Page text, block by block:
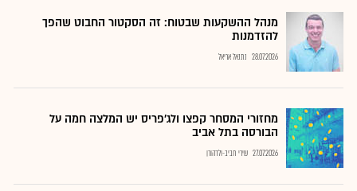
מנהל ההשקעות שבטוח: זה הסקטור החבוט שהפך
להזדמנות
28.07.2026 נתנאל אריאל
מחזורי המסחר קפצו ולג'פריס יש המלצה חמה על
הבורסה בתל אביב
27.07.2026 שירי חביב-ולדהורן